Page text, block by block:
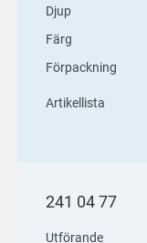
Djup
Färg
Förpackning
Artikellista
241 04 77
Utförande